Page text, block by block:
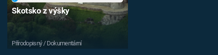
Skotsko z výšky
Přírodopisný / Dokumentární